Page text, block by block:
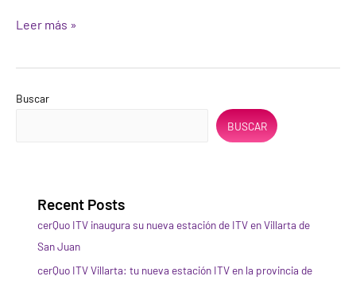
Leer más »
Buscar
BUSCAR
Recent Posts
cerQuo ITV inaugura su nueva estación de ITV en Villarta de
San Juan
cerQuo ITV Villarta: tu nueva estación ITV en la provincia de